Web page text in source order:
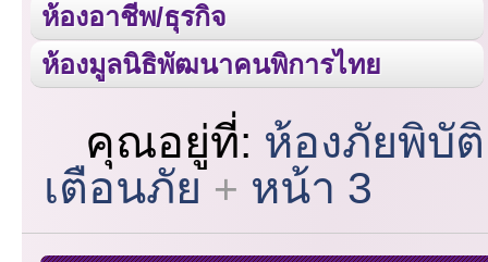
ห้องอาชีพ/ธุรกิจ
ห้องมูลนิธิพัฒนาคนพิการไทย
คุณอยู่ที่: ห้องภัยพิบัติ
เตือนภัย
หน้า 3